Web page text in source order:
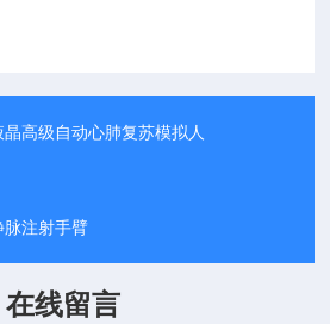
晶高级自动心肺复苏模拟人
脉注射手臂
在线留言